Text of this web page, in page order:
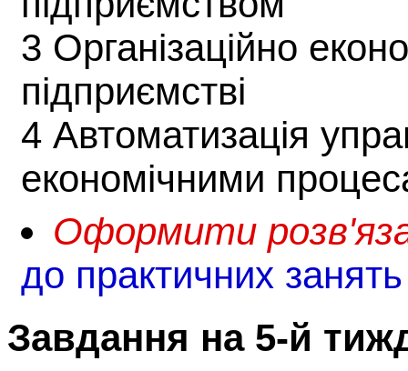
3 Організаційно
підприємстві
4 Автоматизація
економічними
Оформити
до практичних занять
Завдання на 5-й